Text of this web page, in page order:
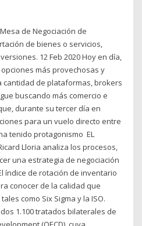
de Negociación de
de bienes o servicios,
12 Feb 2020 Hoy en día,
más provechosas y
cantidad de plataformas, brokers
buscando más comercio e
durante su tercer día en
para un vuelo directo entre
tenido protagonismo EL
Ricard Lloria analiza los procesos,
una estrategia de negociación
índice de rotación de inventario
conocer de la calidad que
como Six Sigma y la ISO.
1.100 tratados bilaterales de